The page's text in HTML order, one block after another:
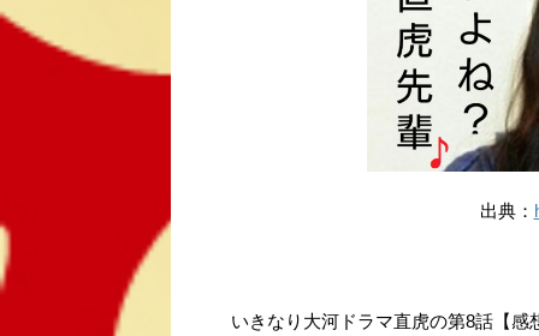
出典：
いきなり大河ドラマ直虎の第8話【